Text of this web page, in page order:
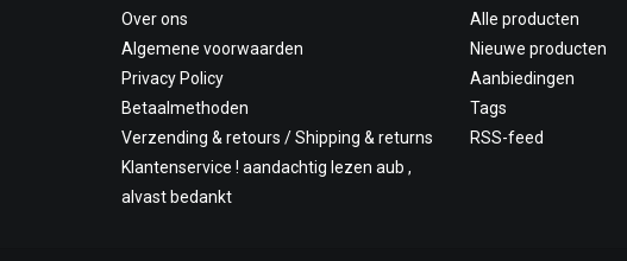
Over ons
Algemene voorwaarden
Privacy Policy
Betaalmethoden
Verzending & retours / Shipping & returns
Klantenservice ! aandachtig lezen aub ,
alvast bedankt
Alle producten
Nieuwe producten
Aanbiedingen
Tags
RSS-feed